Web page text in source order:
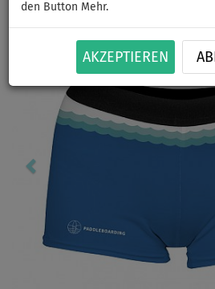
den Button Mehr.
AKZEPTIEREN